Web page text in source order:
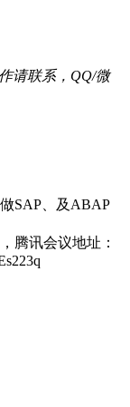
请联系，QQ/微
SAP、及ABAP
腾讯会议地址：